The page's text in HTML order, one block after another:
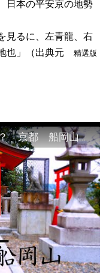
日本の平安京の地勢
見るに、左青龍、右
也」（出典元 精選版
[ 4K KYOTO JAPAN ] 丘？岡？山？ 京都 船岡山 [ Kyoto log#20]